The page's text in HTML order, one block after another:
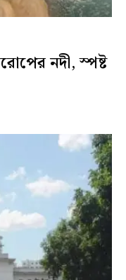
নদী, স্পষ্ট